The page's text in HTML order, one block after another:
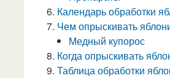
Календарь обработки
Чем опрыскивать
Медный купорос
Когда опрыскивать
Таблица обработки